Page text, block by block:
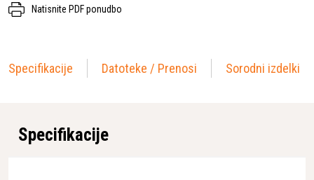
Natisnite PDF ponudbo
Specifikacije Datoteke / Prenosi Sorodni izdelki
Specifikacije